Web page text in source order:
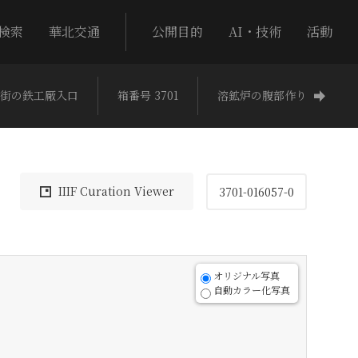
索 華北交通 公開目的 AI・技術 活動
街の鉄工厰入口 箱番号 3701 溶鉱炉の腹部作り
IIIF Curation Viewer 3701-016057-0
オリジナル写真
自動カラー化写真